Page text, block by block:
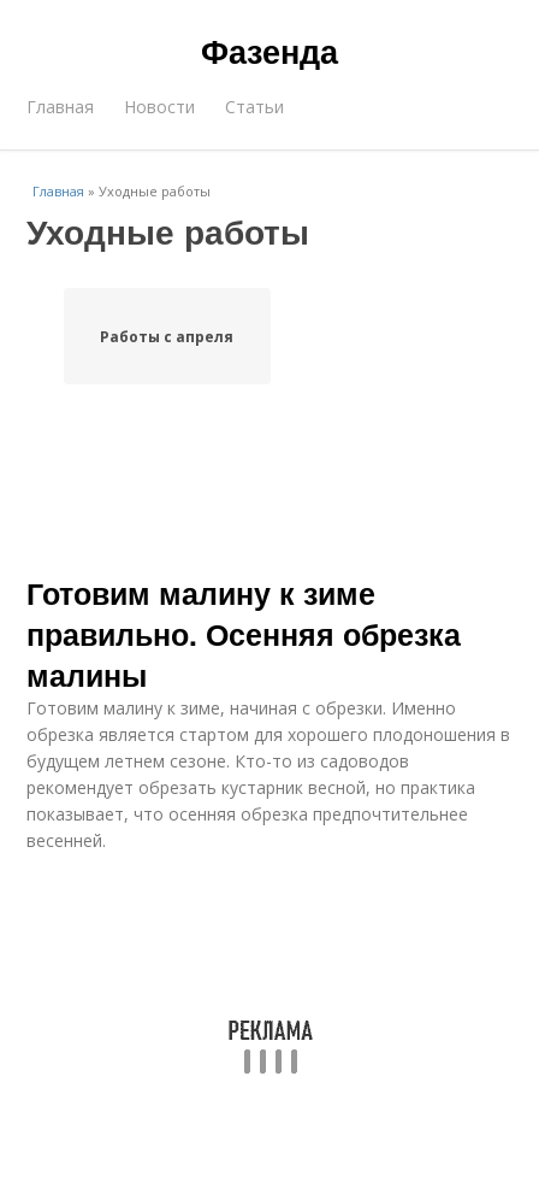
Фазенда
Главная Новости Статьи
Главная »Уходные работы
Уходные работы
Работы с апреля
Готовим малину к зиме
правильно. Осенняя обрезка
малины
Готовим малину к зиме, начиная с обрезки. Именно
обрезка является стартом для хорошего плодоношения в
будущем летнем сезоне. Кто-то из садоводов
рекомендует обрезать кустарник весной, но практика
показывает, что осенняя обрезка предпочтительнее
весенней.